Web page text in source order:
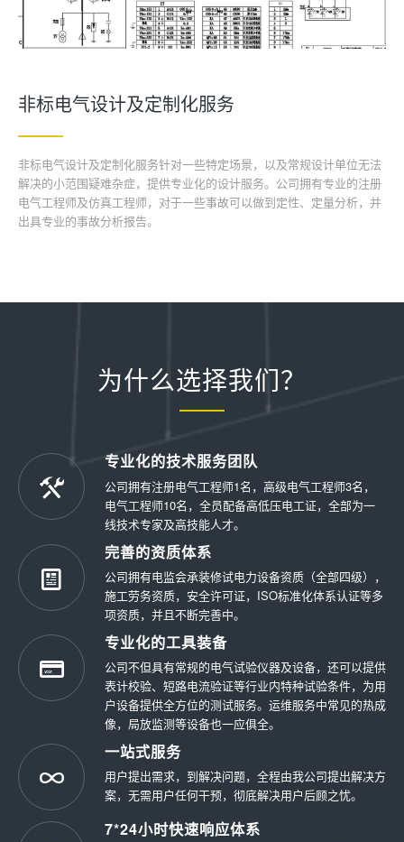
非标电气设计及定制化服务
非标电气设计及定制化服务针对一些特定场景，以及常规设计单位无法
解决的小范围疑难杂症，提供专业化的设计服务。公司拥有专业的注册
电气工程师及仿真工程师，对于一些事故可以做到定性、定量分析，并
出具专业的事故分析报告。
为什么选择我们？
专业化的技术服务团队
公司拥有注册电气工程师1名，高级电气工程师3名，
电气工程师10名，全员配备高低压电工证，全部为一
线技术专家及高技能人才。
完善的资质体系
公司拥有电监会承装修试电力设备资质（全部四级），
施工劳务资质，安全许可证，ISO标准化体系认证等多
项资质，并且不断完善中。
专业化的工具装备
公司不但具有常规的电气试验仪器及设备，还可以提供
表计校验、短路电流验证等行业内特种试验条件，为用
户设备提供全方位的测试服务。运维服务中常见的热成
像，局放监测等设备也一应俱全。
一站式服务
用户提出需求，到解决问题，全程由我公司提出解决方
案，无需用户任何干预，彻底解决用户后顾之忧。
7*24小时快速响应体系